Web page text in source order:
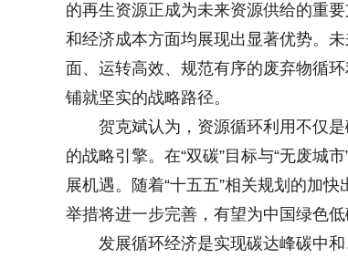
的再生资源正成为未来资源供给的重
和经济成本方面均展现出显著优势。
面、运转高效、规范有序的废弃物循
铺就坚实的战略路径。
贺克斌认为，资源循环利用不仅
的战略引擎。在“双碳”目标与“无废城
展机遇。随着“十五五”相关规划的加
举措将进一步完善，有望为中国绿色低
发展循环经济是实现碳达峰碳中